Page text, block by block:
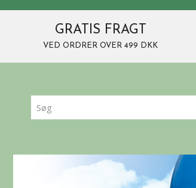
GRATIS FRAGT
VED ORDRER OVER 499 DKK